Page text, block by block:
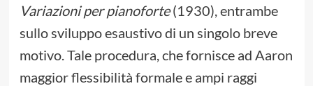
Variazioni per pianoforte(1930), entrambe
sullo sviluppo esaustivo di un singolo breve
motivo. Tale procedura, che fornisce ad Aaron
maggior flessibilità formale e ampi raggi